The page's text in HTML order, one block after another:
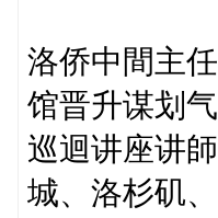
洛侨中間主
馆晋升谋划
巡迴讲座讲
城、洛杉矶